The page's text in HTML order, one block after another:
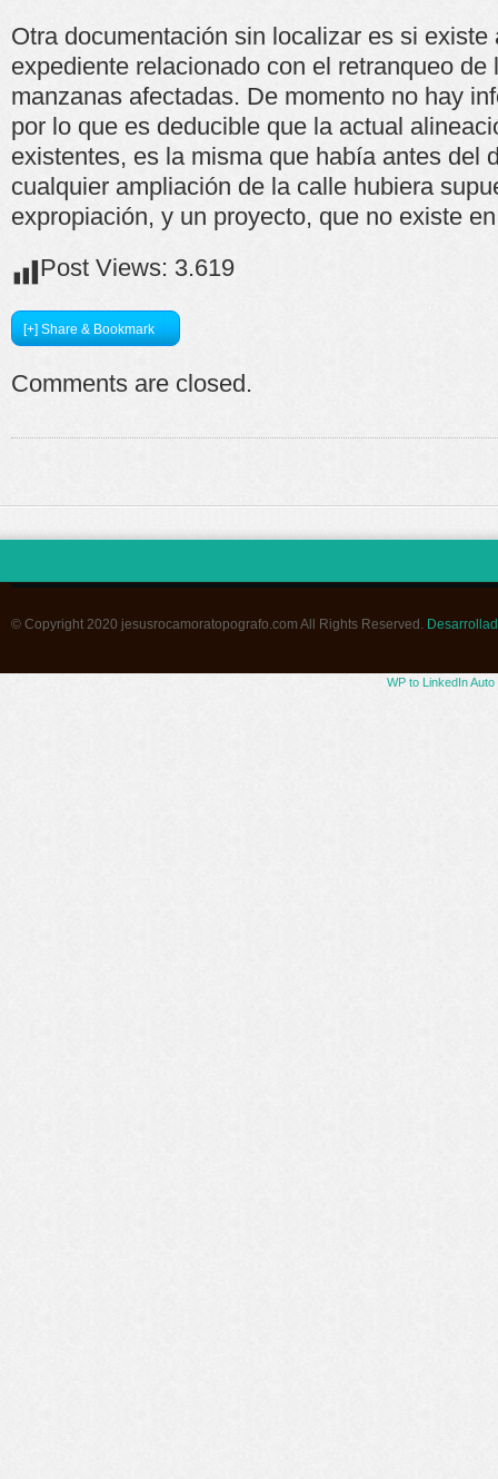
Otra documentación sin localizar es si existe
expediente relacionado con el retranqueo
manzanas afectadas. De momento no hay
por lo que es deducible que la actual
existentes, es la misma que había antes del
cualquier ampliación de la calle hubiera
expropiación, y un proyecto, que no existe
Post Views: 3.619
[+] Share & Bookmark
Comments are closed.
© Copyright 2020 jesusrocamoratopografo.com All Rights Reserved.
WP to LinkedIn Auto